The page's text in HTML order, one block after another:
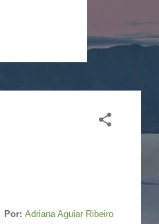
Por: Adriana Aguiar Ribeiro